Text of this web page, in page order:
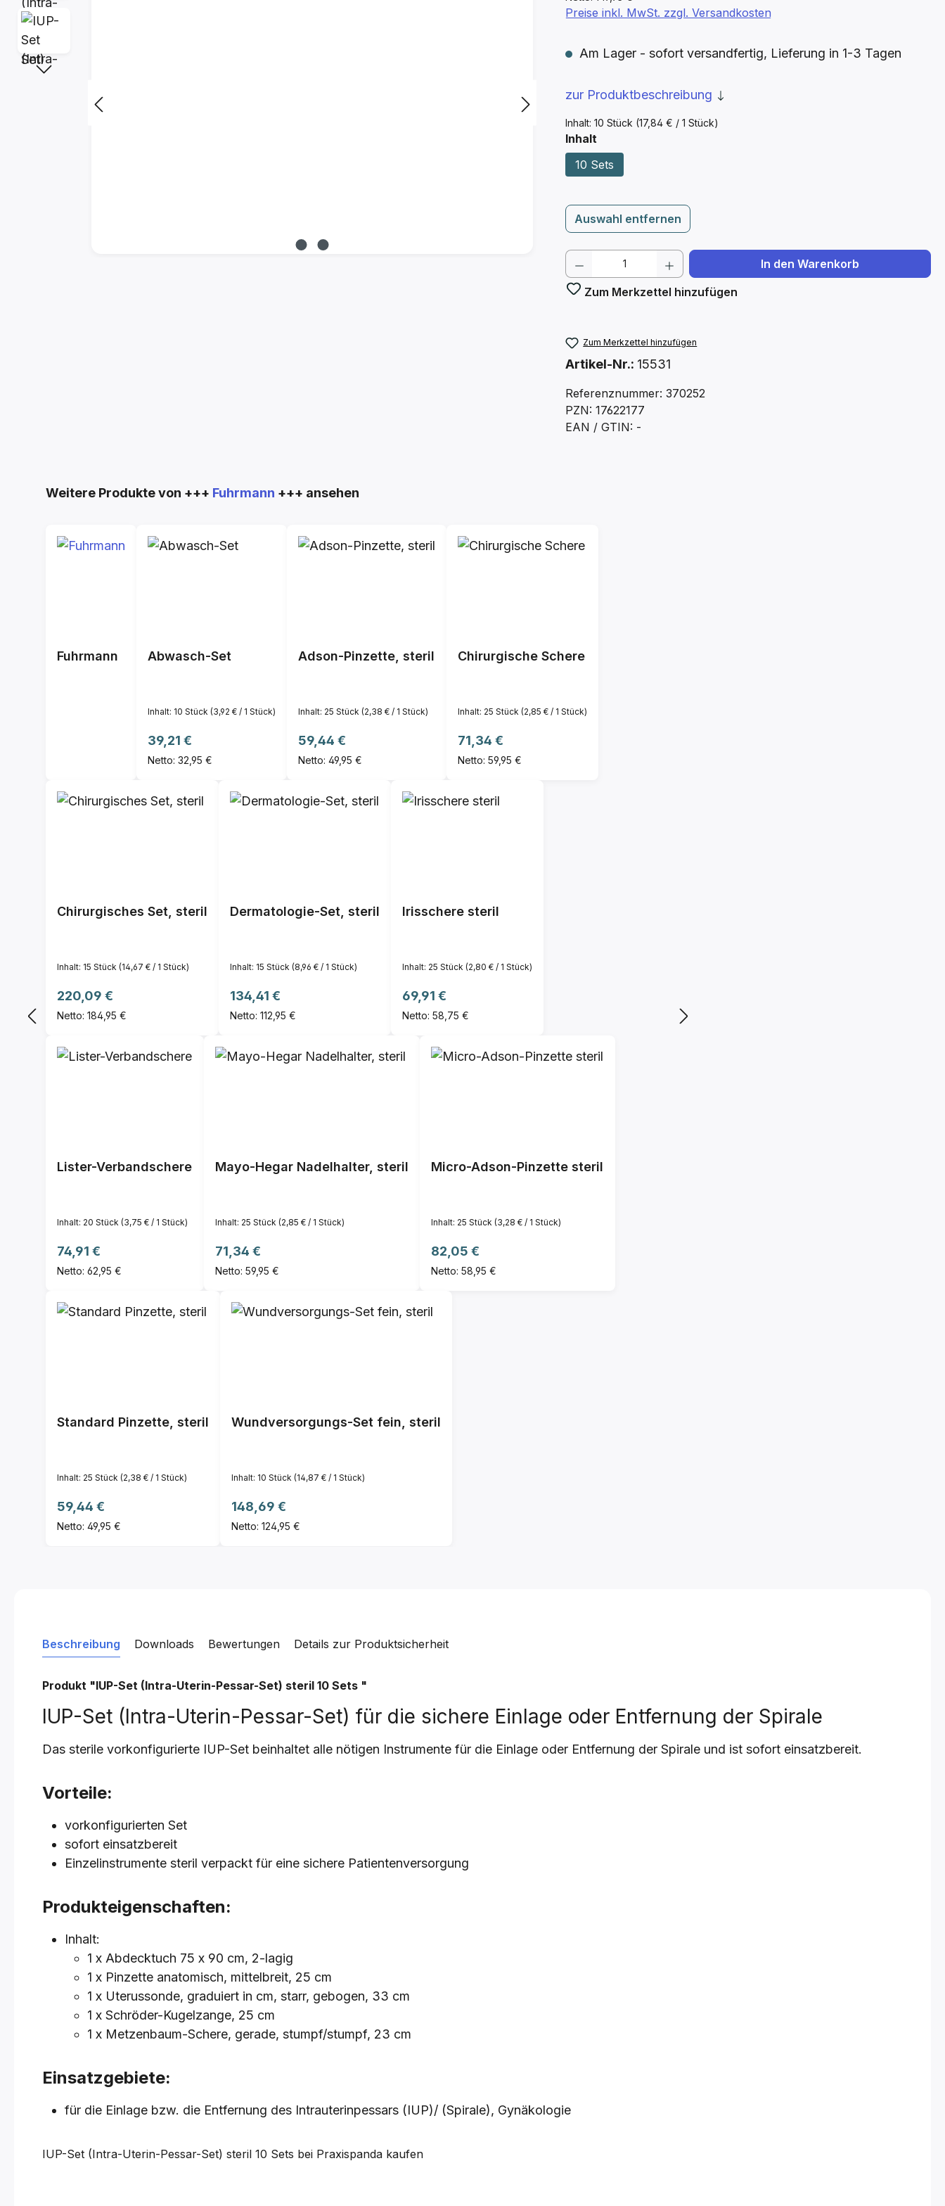
Inhalt: 10 Stück (17,84 € / 1 Stück)
Preise inkl. MwSt. zzgl. Versandkosten
Am Lager - sofort versandfertig, Lieferung in 1-3 Tagen
zur Produktbeschreibung
Inhalt
10 Sets
Auswahl entfernen
Produkt Anzahl: Gib den gewünschten Wert
In den Warenkorb
Zum Merkzettel hinzufügen
Zum Merkzettel hinzufügen
Artikel-Nr.: 15531
Referenznummer: 370252
PZN: 17622177
EAN / GTIN: -
Produktgalerie überspringen
Weitere Produkte von +++ Fuhrmann +++ ansehen
Fuhrmann Abwasch-Set
Inhalt: 10 Stück (3,92 € / 1 Stück)
Regulärer Preis:
39,21 €
Netto: 32,95 €
Adson-Pinzette, steril
Inhalt: 25 Stück (2,38 € / 1 Stück)
Regulärer Preis:
59,44 €
Netto: 49,95 €
Chirurgische Schere
Inhalt: 25 Stück (2,85 € / 1 Stück)
Regulärer Preis:
71,34 €
Netto: 59,95 €
Chirurgisches Set, steril
Inhalt: 15 Stück (14,67 € / 1 Stück)
Regulärer Preis:
220,09 €
Netto: 184,95 €
Dermatologie-Set, steril
Inhalt: 15 Stück (8,96 € / 1 Stück)
Regulärer Preis:
134,41 €
Netto: 112,95 €
Irisschere steril
Inhalt: 25 Stück (2,80 € / 1 Stück)
Regulärer Preis:
69,91 €
Netto: 58,75 €
Lister-Verbandschere
Inhalt: 20 Stück (3,75 € / 1 Stück)
Regulärer Preis:
74,91 €
Netto: 62,95 €
Mayo-Hegar Nadelhalter, steril
Inhalt: 25 Stück (2,85 € / 1 Stück)
Regulärer Preis:
71,34 €
Netto: 59,95 €
Micro-Adson-Pinzette steril
Inhalt: 25 Stück (3,28 € / 1 Stück)
Regulärer Preis:
82,05 €
Netto: 58,95 €
Standard Pinzette, steril
Inhalt: 25 Stück (2,38 € / 1 Stück)
Regulärer Preis:
59,44 €
Netto: 49,95 €
Wundversorgungs-Set fein, steril
Inhalt: 10 Stück (14,87 € / 1 Stück)
Regulärer Preis:
148,69 €
Netto: 124,95 €
Beschreibung Downloads Details zur Produktsicherheit
Bewertungen
Produkt "IUP-Set (Intra-Uterin-Pessar-Set) steril 10 Sets "
IUP-Set (Intra-Uterin-Pessar-Set) für die sichere Einlage oder Entfernung der Spirale
Das sterile vorkonfigurierte IUP-Set beinhaltet alle nötigen Instrumente für die Einlage oder Entfernung der Spirale und ist sofort einsatzbereit.
Vorteile:
vorkonfigurierten Set
sofort einsatzbereit
Einzelinstrumente steril verpackt für eine sichere Patientenversorgung
Produkteigenschaften:
Inhalt:
1 x Abdecktuch 75 x 90 cm, 2-lagig
1 x Pinzette anatomisch, mittelbreit, 25 cm
1 x Uterussonde, graduiert in cm, starr, gebogen, 33 cm
1 x Schröder-Kugelzange, 25 cm
1 x Metzenbaum-Schere, gerade, stumpf/stumpf, 23 cm
Einsatzgebiete:
für die Einlage bzw. die Entfernung des Intrauterinpessars (IUP)/ (Spirale), Gynäkologie
IUP-Set (Intra-Uterin-Pessar-Set) steril 10 Sets bei Praxispanda kaufen